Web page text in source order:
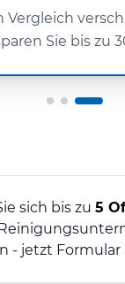
Vergleich
Sie bis zu
sich bis zu 5
- jetzt Formular